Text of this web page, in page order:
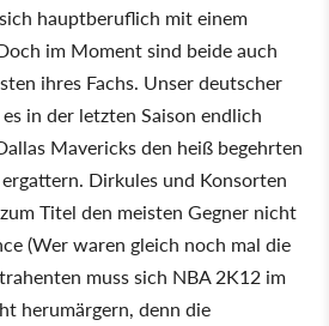
hauptberuflich mit einem
im Moment sind beide auch
ihres Fachs. Unser deutscher
in der letzten Saison endlich
Mavericks den heiß begehrten
Dirkules und Konsorten
Titel den meisten Gegner nicht
(Wer waren gleich noch mal die
muss sich NBA 2K12 im
herumärgern, denn die